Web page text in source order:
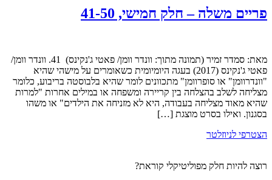
פריים משלה – חלק חמישי, 41-50
מאת: סמדר זמיר (תמונה מתוך: וונדר וומן/ פאטי ג'נקינס) 41. וונדר וומן/
פאטי ג'נקינס (2017) בעגה היומיומית כשאומרים על מישהי שהיא
"וונדרוומן" או סופרוומן" מתכוונים לומר שהיא בלבוסטה בריבוע, כלומר
מצליחה לשלב בהצלחה בין קריירה ומשפחה או במילים אחרות "למרות
שהיא מאוד מצליחה בעבודה, היא לא מזניחה את הילדים" או משהו
בסגנון. ואילו בסרט מוצגת […]
הצטרפי לניוזלטר
רוצה להיות חלק מפוליטיקלי קוראת?